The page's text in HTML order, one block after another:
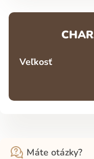
Veľkosť
Máte otázky?